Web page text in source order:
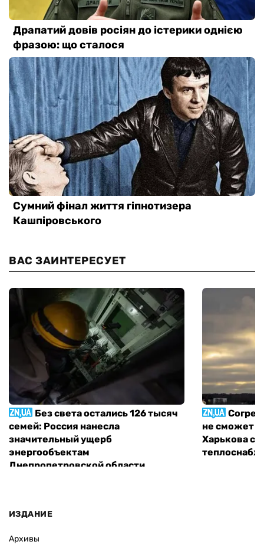
ВАС ЗАИНТЕРЕСУЕТ
Без света остались 126 тысяч
семей: Россия нанесла
значительный ущерб
энергообъектам
Днепропетровской области
не сможет
Харькова с
ИЗДАНИЕ
Архивы